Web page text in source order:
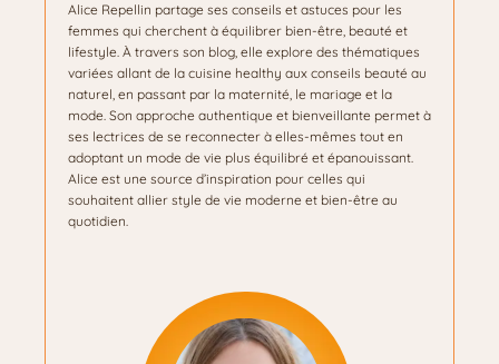
Alice Repellin partage ses conseils et astuces pour les
femmes qui cherchent à équilibrer bien-être, beauté et
lifestyle. À travers son blog, elle explore des thématiques
variées allant de la cuisine healthy aux conseils beauté au
naturel, en passant par la maternité, le mariage et la
mode. Son approche authentique et bienveillante permet à
ses lectrices de se reconnecter à elles-mêmes tout en
adoptant un mode de vie plus équilibré et épanouissant.
Alice est une source d’inspiration pour celles qui
souhaitent allier style de vie moderne et bien-être au
quotidien.